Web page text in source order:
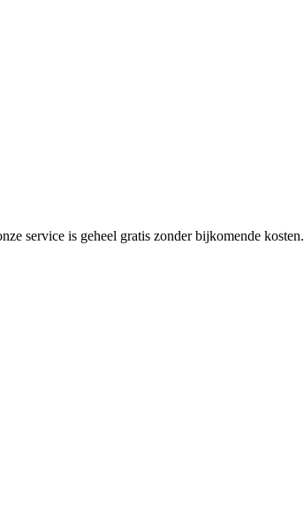
service is geheel gratis zonder bijkomende kosten.